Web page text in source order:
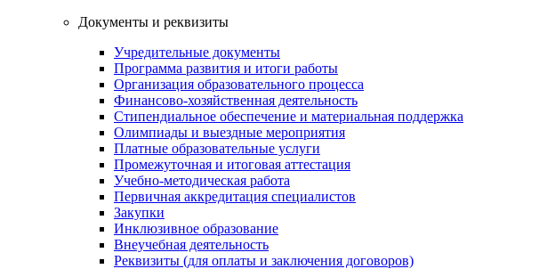
Документы и реквизиты
Учредительные документы
Программа развития и итоги работы
Организация образовательного процесса
Финансово-хозяйственная деятельность
Стипендиальное обеспечение и материальная поддержка
Олимпиады и выездные мероприятия
Платные образовательные услуги
Промежуточная и итоговая аттестация
Учебно-методическая работа
Первичная аккредитация специалистов
Закупки
Инклюзивное образование
Внеучебная деятельность
Реквизиты (для оплаты и заключения договоров)